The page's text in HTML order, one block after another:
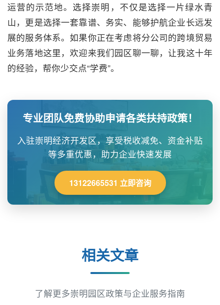
运营的示范地。选择崇明，不仅是选择一片绿水青
山，更是选择一套靠谱、务实、能够护航企业长远发
展的服务体系。如果你正在考虑将分公司的跨境贸易
业务落地这里，欢迎来我们园区聊一聊，让我这十年
的经验，帮你少交点“学费”。
专业团队免费协助申请各类扶持政策！
入驻崇明经济开发区，享受税收减免、资金补贴
等多重优惠，助力企业快速发展
13122665531 立即咨询
相关文章
了解更多崇明园区政策与企业服务指南